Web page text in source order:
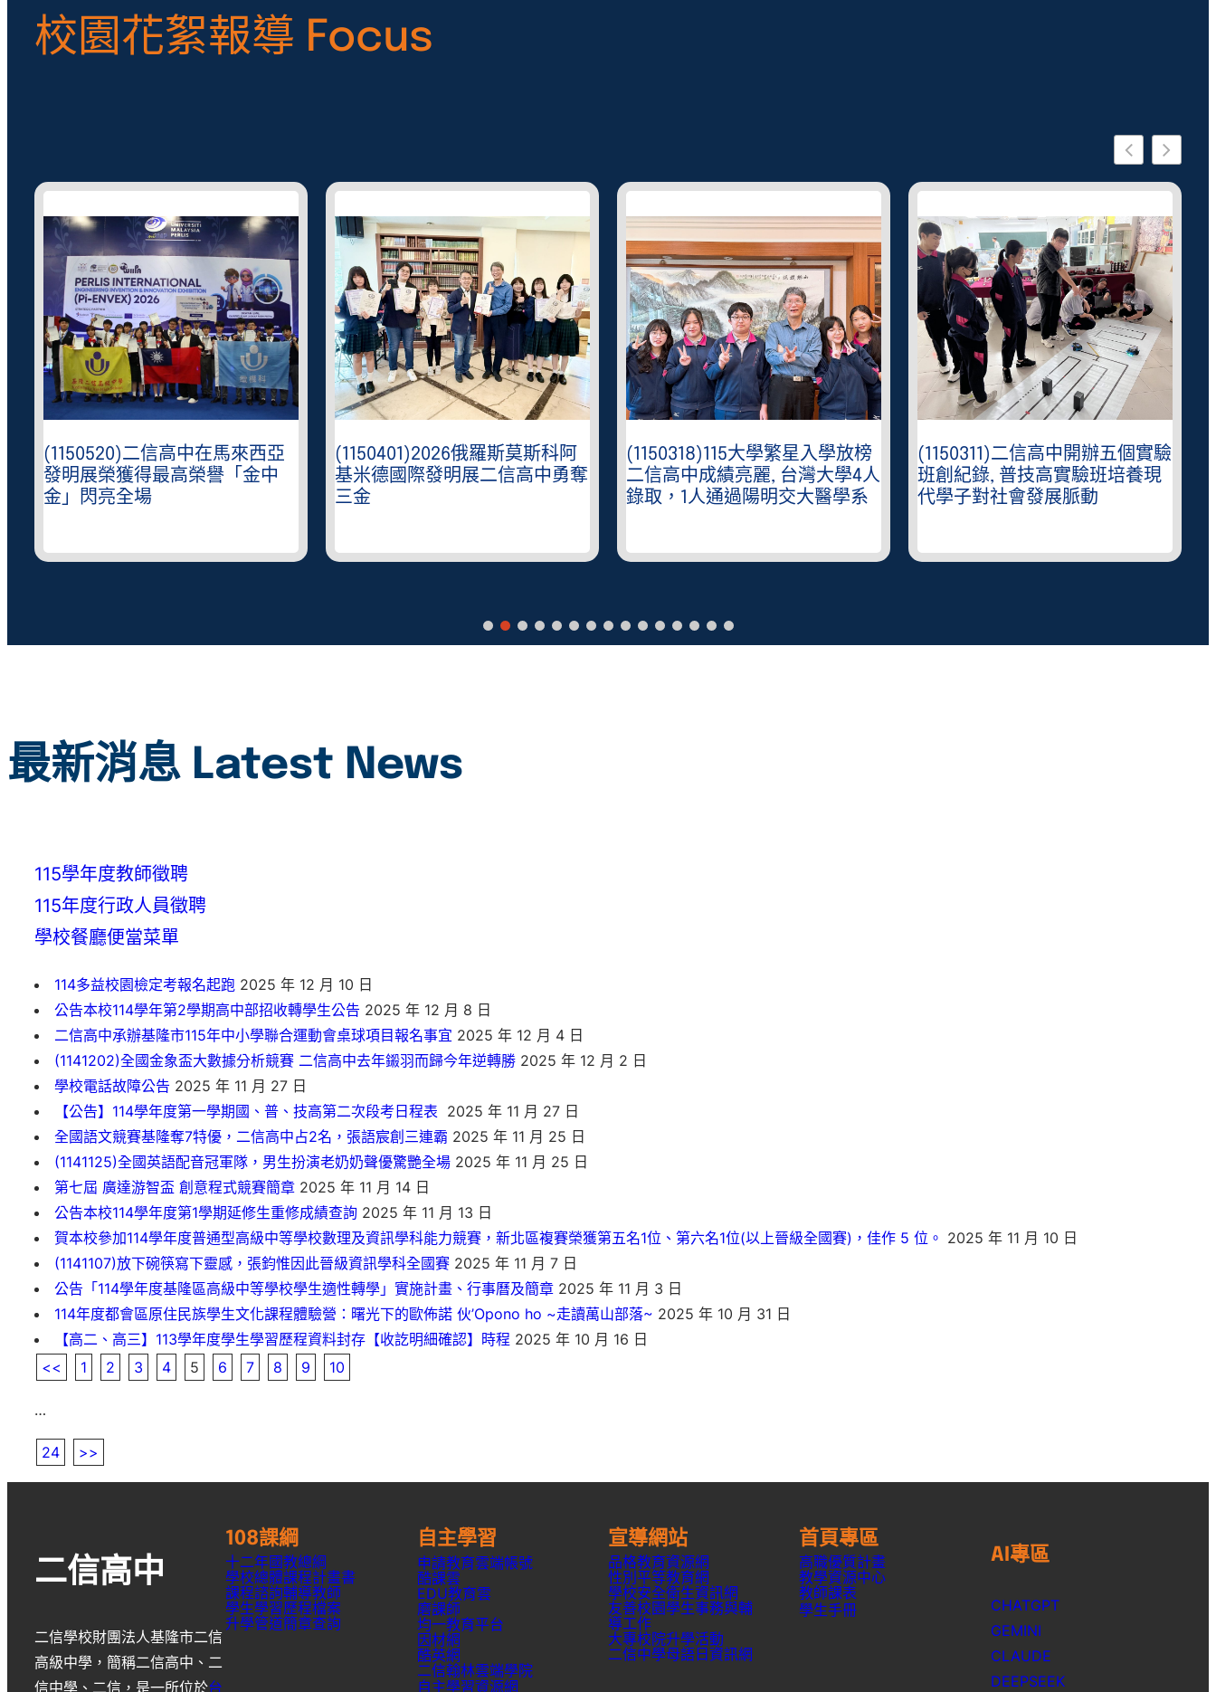
校園花絮報導 Focus
(1150520)二信高中在馬來西亞
發明展榮獲得最高榮譽「金中
金」閃亮全場
(1150401)2026俄羅斯莫斯科阿
基米德國際發明展二信高中勇奪
三金
(1150318)115大學繁星入學放榜
二信高中成績亮麗, 台灣大學4人
錄取，1人通過陽明交大醫學系
(1150311)二信高中開辦五個實驗
班創紀錄, 普技高實驗班培養現
代學子對社會發展脈動
最新消息 Latest News
115學年度教師徵聘
115年度行政人員徵聘
學校餐廳便當菜單
114多益校園檢定考報名起跑 2025 年 12 月 10 日
公告本校114學年第2學期高中部招收轉學生公告 2025 年 12 月 8 日
二信高中承辦基隆市115年中小學聯合運動會桌球項目報名事宜 2025 年 12 月 4 日
(1141202)全國金象盃大數據分析競賽 二信高中去年鎩羽而歸今年逆轉勝 2025 年 12 月 2 日
學校電話故障公告 2025 年 11 月 27 日
【公告】114學年度第一學期國、普、技高第二次段考日程表 2025 年 11 月 27 日
全國語文競賽基隆奪7特優，二信高中占2名，張語宸創三連霸 2025 年 11 月 25 日
(1141125)全國英語配音冠軍隊，男生扮演老奶奶聲優驚艷全場 2025 年 11 月 25 日
第七屆 廣達游智盃 創意程式競賽簡章 2025 年 11 月 14 日
公告本校114學年度第1學期延修生重修成績查詢 2025 年 11 月 13 日
賀本校參加114學年度普通型高級中等學校數理及資訊學科能力競賽，新北區複賽榮獲第五名1位、第六名1位(以上晉級全國賽)，佳作 5 位。 2025 年 11 月 10 日
(1141107)放下碗筷寫下靈感，張鈞惟因此晉級資訊學科全國賽 2025 年 11 月 7 日
公告「114學年度基隆區高級中等學校學生適性轉學」實施計畫、行事曆及簡章 2025 年 11 月 3 日
114年度都會區原住民族學生文化課程體驗營：曙光下的歐佈諾 伙’Opono ho ~走讀萬山部落~ 2025 年 10 月 31 日
【高二、高三】113學年度學生學習歷程資料封存【收訖明細確認】時程 2025 年 10 月 16 日
<<
1 2 3 4 5 6 7 8 9 10
…
24 >>
二信高中
二信學校財團法人基隆市二信
高級中學 ，簡稱二信高中 、 二
信中學 、 二信 ，是一所位於台
108課綱
十二年國教總綱
學校總體課程計畫書
課程諮詢輔導教師
學生學習歷程檔案
升學管道簡章查詢
自主學習
申請教育雲端帳號
酷課雲
EDU教育雲
磨課師
均一教育平台
因材網
酷英網
二信翰林雲端學院
自主學習資源網
宣導網站
品格教育資源網
性別平等教育網
學校安全衛生資訊網
友善校園學生事務與輔
導工作
大專校院升學活動
二信中學母語日資訊網
首頁專區
高職優質計畫
教學資源中心
教師課表
學生手冊
AI專區
CHATGPT
GEMINI
CLAUDE
DEEPSEEK